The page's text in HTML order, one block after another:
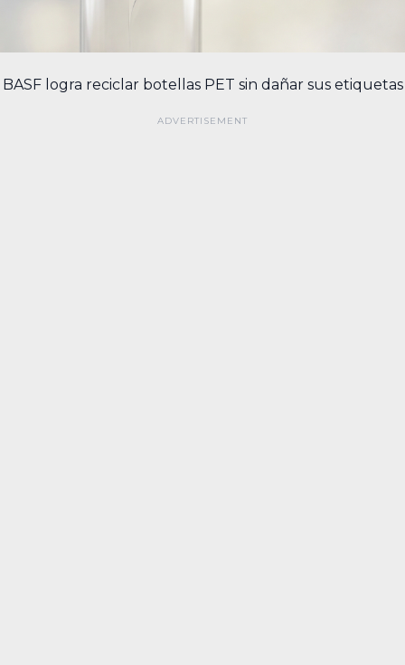
BASF logra reciclar botellas PET sin dañar sus etiquetas